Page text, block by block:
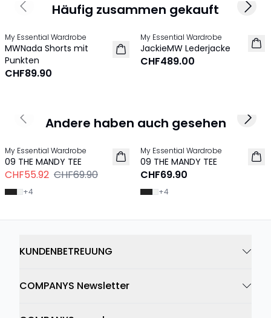
Häufig zusammen gekauft
NEU
MEMBERS DEAL | 25%
My Essential Wardrobe
MWNada Shorts mit
Punkten
CHF89.90
NEU
My Essential Wardrobe
JackieMW Lederjacke
CHF489.00
Previous slide Next
Andere haben auch gesehen
My Essential Wardrobe
09 THE MANDY TEE
CHF55.92 CHF69.90
+4
My Essential Wardrobe
09 THE MANDY TEE
CHF69.90
+4
Previous slide Next
KUNDENBETREUUNG
COMPANYS Newsletter